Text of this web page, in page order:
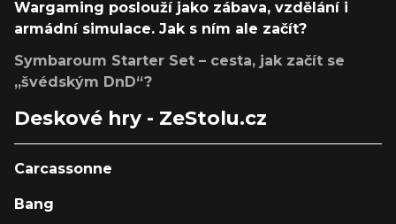
Wargaming poslouží jako zábava, vzdělání i
armádní simulace. Jak s ním ale začít?
Symbaroum Starter Set – cesta, jak začít se
„švédským DnD“?
Deskové hry - ZeStolu.cz
Carcassonne
Bang